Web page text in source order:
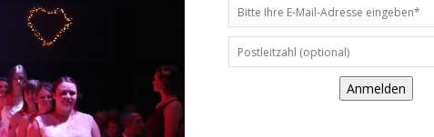
Anmelden